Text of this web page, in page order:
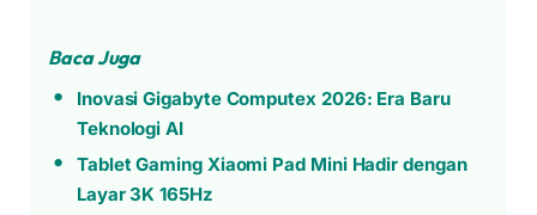
Baca Juga
Inovasi Gigabyte Computex 2026: Era Baru
Teknologi AI
Tablet Gaming Xiaomi Pad Mini Hadir dengan
Layar 3K 165Hz